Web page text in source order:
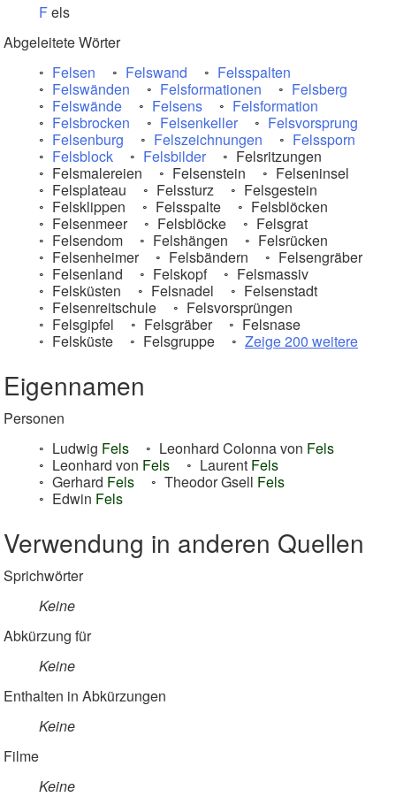
Fels
Abgeleitete Wörter
Felsen
Felswand
Felsspalten
Felswänden
Felsformationen
Felsberg
Felswände
Felsens
Felsformation
Felsbrocken
Felsenkeller
Felsvorsprung
Felsenburg
Felszeichnungen
Felssporn
Felsblock
Felsbilder
Felsritzungen
Felsmalereien
Felsenstein
Felseninsel
Felsplateau
Felssturz
Felsgestein
Felsklippen
Felsspalte
Felsblöcken
Felsenmeer
Felsblöcke
Felsgrat
Felsendom
Felshängen
Felsrücken
Felsenheimer
Felsbändern
Felsengräber
Felsenland
Felskopf
Felsmassiv
Felsküsten
Felsnadel
Felsenstadt
Felsenreitschule
Felsvorsprüngen
Felsgipfel
Felsgräber
Felsnase
Felsküste
Felsgruppe Zeige 200 weitere
Eigennamen
Personen
Ludwig Fels Leonhard Colonna von Fels
Leonhard von Fels Laurent Fels
Gerhard Fels Theodor Gsell Fels
Edwin Fels
Verwendung in anderen Quellen
Sprichwörter
Keine
Abkürzung für
Keine
Enthalten in Abkürzungen
Keine
Filme
Keine